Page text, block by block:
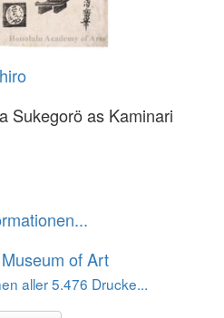
Sukegorö as Kaminari
of Art
aller 5.476 Drucke...